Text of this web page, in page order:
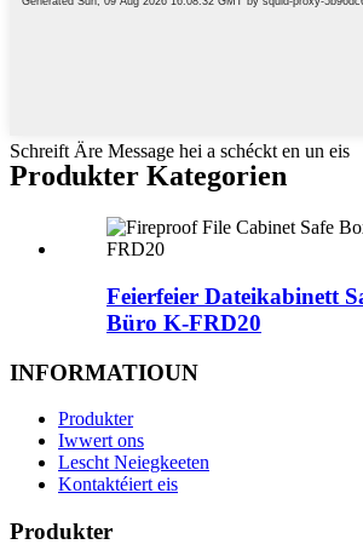
Schreift Äre Message hei a schéckt en un eis
Produkter Kategorien
Feierfeier Dateikabinett
Büro K-FRD20
INFORMATIOUN
Produkter
Iwwert ons
Lescht Neiegkeeten
Kontaktéiert eis
Produkter